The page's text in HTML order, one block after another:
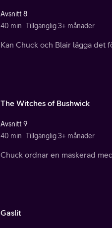
Avsnitt 8
40 min Tillgänglig 3+ månader
Kan Chuck och Blair lägga det
The Witches of Bushwick
Avsnitt 9
40 min Tillgänglig 3+ månader
Chuck ordnar en maskerad
Gaslit